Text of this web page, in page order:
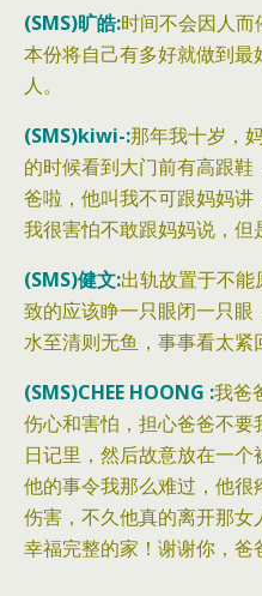
(SMS)旷皓:时间不会因人
本份将自己有多好就做到
人。‎
(SMS)kiwi-:那年我十岁，
的时候看到大门前有高跟
爸啦，他叫我不可跟妈妈讲
我很害怕不敢跟妈妈说，但
(SMS)健文:出轨故置于不
致的应该睁一只眼闭一只眼
水至清则无鱼，事事看太紧
(SMS)CHEE HOONG :我爸
伤心和害怕，担心爸爸不
日记里，然后故意放在一
他的事令我那么难过，他
伤害，不久他真的离开那
幸福完整的家！谢谢你，爸